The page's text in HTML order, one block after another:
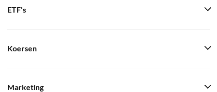
ETF's
Koersen
Marketing